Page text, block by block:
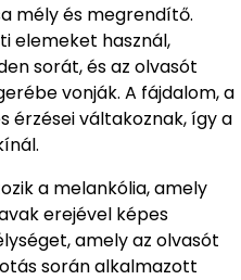
mély és megrendítő.
elemeket használ,
sorát, és az olvasót
vonják. A fájdalom, a
érzései váltakoznak, így a
a melankólia, amely
erejével képes
amely az olvasót
során alkalmazott